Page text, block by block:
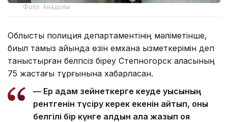
Фото: Анадолы
Облыстық полиция департаментінің мәліметінше,
биыл тамыз айында өзін емхана қызметкерімін деп
таныстырған белгісіз біреу Степногорск қаласының
75 жастағы тұрғынына хабарласқан.
— Ер адам зейнеткерге кеуде қуысының
рентгенін түсіру керек екенін айтып, оны
белгілі бір күнге алдын ала жазып қоя